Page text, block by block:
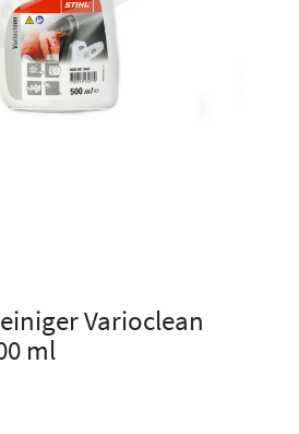
Varioclean
ml